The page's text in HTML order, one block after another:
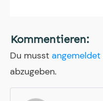
Kommentieren:
Du musst angemeldet
abzugeben.